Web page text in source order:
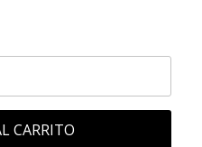
CARRITO